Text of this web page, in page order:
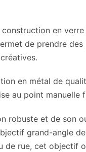
en
de prendre
en métal de
au point
robuste et de son
grand-angle
rue, cet objectif